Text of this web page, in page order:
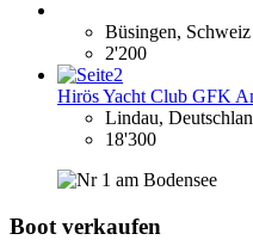
Büsingen, Schweiz
2'200
Hirös Yacht Club GFK
Lindau,
18'300
Boot verkaufen